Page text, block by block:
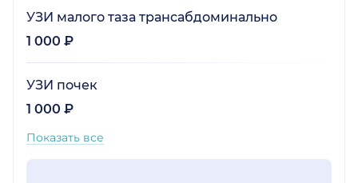
УЗИ малого таза трансабдоминально
1 000 ₽
УЗИ почек
1 000 ₽
Показать все